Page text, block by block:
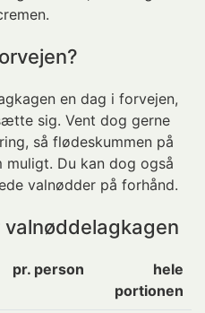
en dag i forvejen,
sig. Vent dog gerne
så flødeskummen på
Du kan dog også
valnødder på forhånd.
pr. person
hele
portionen